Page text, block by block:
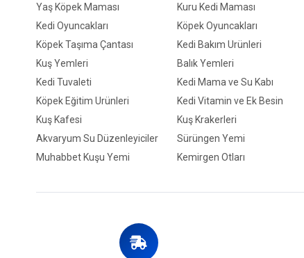
Yaş Köpek Maması
Kuru Kedi Maması
Kedi Oyuncakları
Köpek Oyuncakları
Köpek Taşıma Çantası
Kedi Bakım Ürünleri
Kuş Yemleri
Balık Yemleri
Kedi Tuvaleti
Kedi Mama ve Su Kabı
Köpek Eğitim Ürünleri
Kedi Vitamin ve Ek Besin
Kuş Kafesi
Kuş Krakerleri
Akvaryum Su Düzenleyiciler
Sürüngen Yemi
Muhabbet Kuşu Yemi
Kemirgen Otları